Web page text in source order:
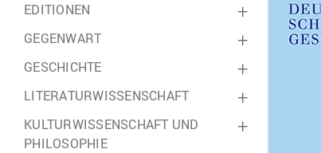
+
EDITIONEN
+
GEGENWART
+
GESCHICHTE
+
LITERATURWISSENSCHAFT
+
KULTURWISSENSCHAFT UND
PHILOSOPHIE